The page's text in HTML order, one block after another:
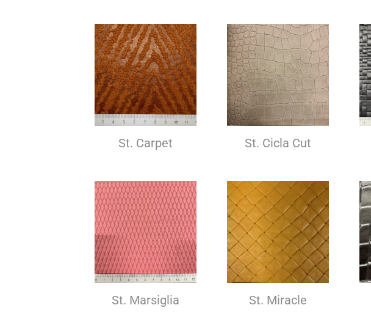
St. Carpet St. Cicla Cut
St. Marsiglia St. Miracle